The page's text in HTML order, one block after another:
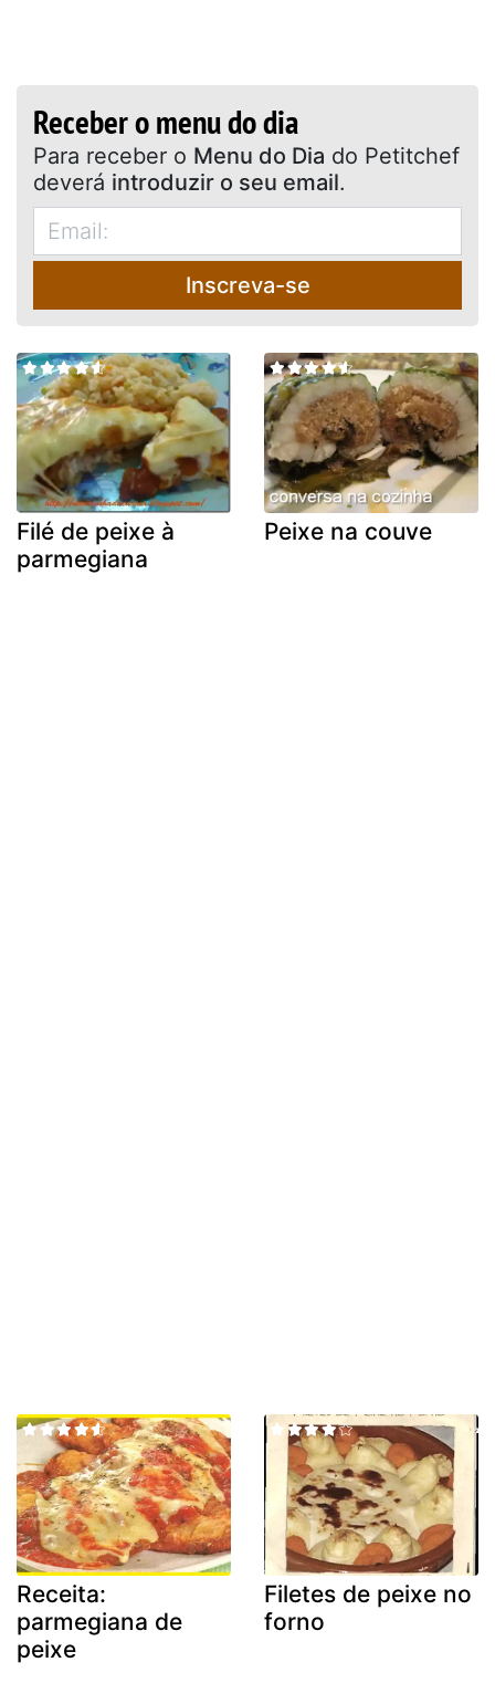
Receber o menu do dia
Para receber o Menu do Dia do Petitchef
deverá introduzir o seu email.
Inscreva-se
Filé de peixe à
parmegiana
Peixe na couve
Receita:
parmegiana de
peixe
Filetes de peixe no
forno